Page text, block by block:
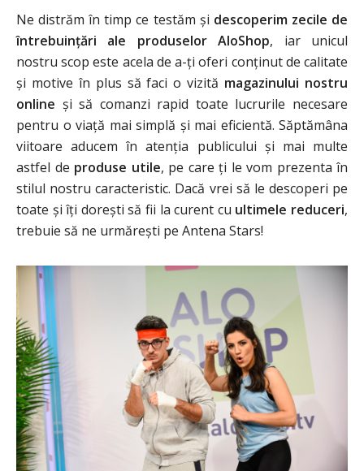
Ne distrăm în timp ce testăm și descoperim zecile de
întrebuințări ale produselor AloShop, iar unicul
nostru scop este acela de a-ți oferi conținut de calitate
și motive în plus să faci o vizită magazinului nostru
online și să comanzi rapid toate lucrurile necesare
pentru o viață mai simplă și mai eficientă. Săptămâna
viitoare aducem în atenția publicului și mai multe
astfel de produse utile, pe care ți le vom prezenta în
stilul nostru caracteristic. Dacă vrei să le descoperi pe
toate și îți dorești să fii la curent cu ultimele reduceri,
trebuie să ne urmărești pe Antena Stars!